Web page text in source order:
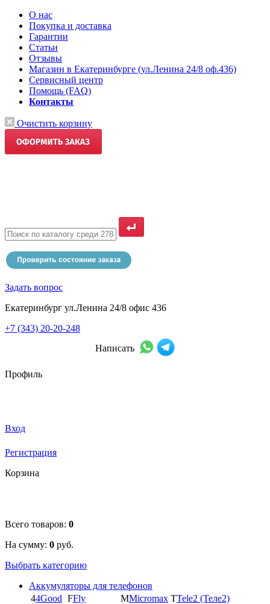
О нас
Покупка и доставка
Гарантии
Статьи
Отзывы
Магазин в Екатеринбурге (ул.Ленина 24/8 оф.436)
Сервисный центр
Помощь (FAQ)
Контакты
Очистить корзину
Задать вопрос
Екатеринбург ул.Ленина 24/8 офис 436
+7 (343) 20-20-248
Написать
Профиль
Вход
Регистрация
Корзина
Всего товаров: 0
На сумму: 0 руб.
Выбрать категорию
Аккумуляторы для телефонов
44Good FFly MMicromax TTele2 (Теле2)